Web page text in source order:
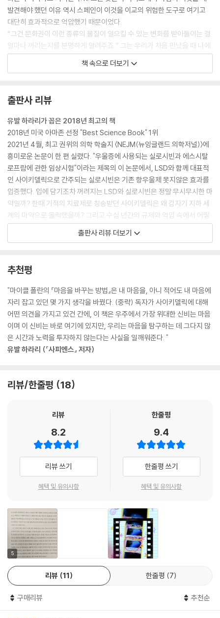
발견해야 했던 이유 역시 스페인이 이것을 이교의 위험한 도구로 여기고
대단히 효과적으로 억압했기 때문이었다.
“그건 문화권이 이런 종류의 물질이 일으킬 수 있는 변화를 받아들이는 걸
얼마나 꺼리는지를 분명하게 알려주죠.” 그는 우리가 처음 만났을 때 나에
게 그렇게 말했다. “초기 신비 체험으로부터 굉장히 큰 권위가 나오기 때문
에 현재의 계층 체계에 위협이 되는 겁니다.”
오늘날, 스프링 그로브에서 중단되었던 연구의 줄기를 이어받은 롤랜드 그
리피스는 사이키델릭 연구의 제1의 물결이 대단히 유망했음에도 불구하고
과학과 아무 관계도 없는 이유 때문에 끝났다는 사실에 경악했다. “우린 이
화합물들을 결국 악마화했어요. 수십 년 동안 모든 연구를 막아야 할 만큼
위험하고 금기로 여겨지는 과학 분야가 또 있나요? 이건 현대 과학에서 전
례가 없는 일이에요.” 말 그대로 지워져 버린 과학 지식의 방대한 양 역시
전례가 없다.
--- p.72
실제로 허버드가 실리콘밸리에 심어둔 씨앗은 사이키델릭을 창조성과 혁
신의 도구로 바라보는 지속적인 호기심이라는 형태로 계속해서 흥미로운
열매를 맺었다(이 글을 쓰는 현재, 미량 투약 행위, 즉 LSD를 일종의 정신
적 강장제로서 “지각할 수 없을 정도”의 미량을 정기 투여하는 것이 테크
실험이 인생에서 가장 중요한 경험 두세 가지 중 하나였다고 말했다. 그는
람(힌두교도들이 수행하며 거주하는 곳 - 옮긴이)에 가봤더라면 생각의
폭이 한층 더 넓어졌을 겁니다”라고 놀리곤 했다(사실 게이츠는 자신이 L
SD를 해본 적이 있다고 말했다).
--- pp.191~192
실제로 뇌 스캔은 사이키델릭의 영향하에 변연계 영역을 포함한 뇌의 여러
할 수 없었던 소재들(예컨대 감정과 기억, 그리고 가끔은 오래전에 마음속
떠다니는지를 설명해줄 수 있다. 이런 이유 때문에 몇몇 과학자들과 정신
는 데에 유용하게 사용될 수 있다고 믿는 것이다.
--- p.331
나는 실로시빈 시험의 자원자들과 이야기하면서, 특히 내면 공간으로 향하
는 사이키델릭 여행 이후 중독을 극복한 사람들과 이야기할 때면 이 소위
기 쉽게 느껴진다고 이야기했다. 사이키델릭 체험은 그들 다수에게 자신이
거쳐 온 삶의 장면들에 대한 조망 효과를 선사함으로써, 세계관과 우선순
위의 변화를 일으켜 오래된 습관을 때로는 놀랄 만큼 쉽게 버리도록 하는
것 같다. 평생 흡연을 했던 어떤 사람은 나에게 믿기 어려울 정도로 간단하
게 설명했다. “흡연이 중요하지 않게 되었어요. 그래서 그만뒀죠.”
--- pp.386~387
2017년 초, 롤랜드 그리피스와 스티븐 로스가 암 환자에 대한 실로시빈 3
책 속으로 더보기
출판사 리뷰
유발 하라리가 꼽은 2018년 최고의 책
2018년 미국 아마존 선정 "Best Science Book" 1위
2021년 4월, 최고 권위의 의학 학술지 〈NEJM(뉴잉글랜드 의학저널)〉에
흥미로운 논문이 한 편 실렸다. "우울증에 사용되는 실로시빈과 에스시탈
로프람에 관한 임상시험"이라는 제목의 이 논문에서, LSD와 함께 대표적
인 사이키델릭으로 간주되는 실로시빈은 기존 항우울제 못지않은 효과를
입증했다. 입에 담기조차 꺼려지는 LSD와 실로시빈은 정말 무시무시한 마
약일까? 한때 기적의 치료제로 칭송받던 사이키델릭은 왜 갑자기 지하 세
계의 마약으로 몰락했을까? 그리고 수십 년간의 규제와 억압 속에서 어떻
게 부활을 꿈꾸게 되었을까?
『마음을 바꾸는 방법』은 LSD와 실로시빈의 르네상스에 관한 이야기다.
20세기 중반, 서구권에서는 서로 유사한 두 가지 물질이 폭발적으로 퍼져
나가며 사회적, 정치적, 문화적 역사의 방향뿐만 아니라 많은 사람들의 인
생 방향까지도 바꾸었다. 바로 LSD와 실로시빈이다.
1938년, 스위스의 화학자 알베르트 호프만은 혈액 순환을 촉진하는 약을
찾던 중 LSD를 합성했다. 하지만 기대하던 효과가 없어 방치해 두었다가
어느 날 우연히 소량을 섭취하고는 자신이 강력한 무언가를 만들었다는 사
실을 깨달았다.
텍인들이 "신들의 살"이라 칭했던 이 버섯은 스페인 정복 이후 로마 가톨릭
교회에서 금지하는 바람에 지하 세계로 밀려났지만, 맨해튼의 은행가 고든
을 기술하면서 다시 수면 위로 부상했다.
LSD와 실로시빈으로 대표되는 사이키델릭은 정신병과 비슷한 증상을 유
발했고, 이를 토대로 뇌과학자들은 정신 장애의 신경학적 원인을 찾고자
했다. 동시에 사이키델릭은 정신 치료의 한 축을 담당하며 알코올 중독, 불
안 장애, 우울증 같은 질병의 치료에 사용되었다. 1950년대와 60년대 중
반까지 사이키델릭은 거리의 마약이 아니라 주류 정신의학계에서 인정한
기적의 약물이었고, 1000편 이상의 논문과 수십 권의 책, 〈타임〉지와 〈라
문화적 남용과 정치적 탄압으로 금지된 약물이 되다.
하지만 반문화의 상징인 티모시 리어리와 켄 키지 등의 주도로 사이키델릭
의 오락적 사용이 확산되면서 "배드 트립"을 경험한 사람들이 응급실을 찾
았고, 찰스 맨슨과 같은 악명 높은 범죄자들이 LSD와 연관되면서 사이키
델릭의 어두운 측면이 언론을 통해 과장 보도되기 시작했다. 게다가 미국
중앙정보국(CIA)에서는 "MK-울트라"라는 프로그램에 자금을 지원하면
서 사이키델릭을 심문용 도구로 활용하고자 했다. 문화계와 과학계는 사이
키델릭을 받아들였을 때 못지않게 빠른 속도로 약물에 등을 돌렸다. 60년
출판사 리뷰 더보기
추천평
"마이클 폴란의 『마음을 바꾸는 방법』은 내 마음을, 아니 적어도 내 마음에
자리 잡고 있던 몇 가지 생각을 바꿨다. (중략) 독자가 사이키델릭에 대해
어떤 의견을 가지고 있건 간에, 이 책은 우주에서 가장 위대한 신비는 마음
이며 이 신비는 바로 여기에 있지만, 우리는 마음을 탐구하는 데 그다지 많
은 시간과 노력을 투자하지 않는다는 사실을 일깨워준다. "
유발 하라리 (『사피엔스』 저자)
리뷰/한줄평 18
리뷰
8.2
리뷰 쓰기
혜택 및 유의사항
한줄평
9.4
한줄평 쓰기
혜택 및 유의사항
5
리뷰 11 한줄평 7
구매리뷰 추천순